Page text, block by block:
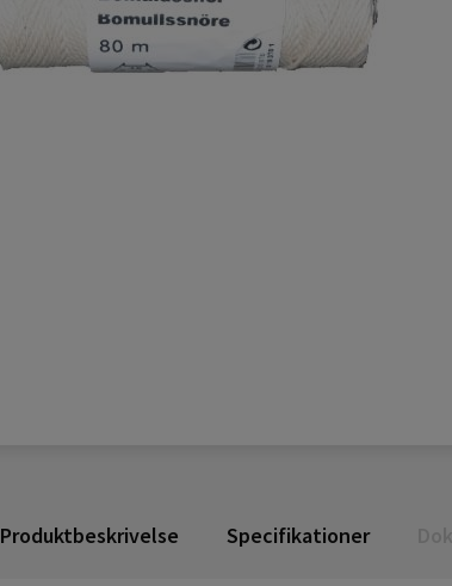
Produktbeskrivelse Specifikationer